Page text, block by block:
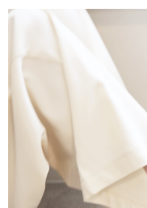
恩沛科技股份有限公司將有